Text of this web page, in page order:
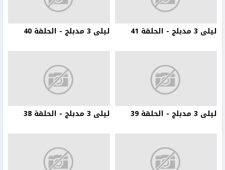
ليلى 3 مدبلج - الحلقة 41 ليلى 3 مدبلج - الحلقة 40
ليلى 3 مدبلج - الحلقة 39 ليلى 3 مدبلج - الحلقة 38